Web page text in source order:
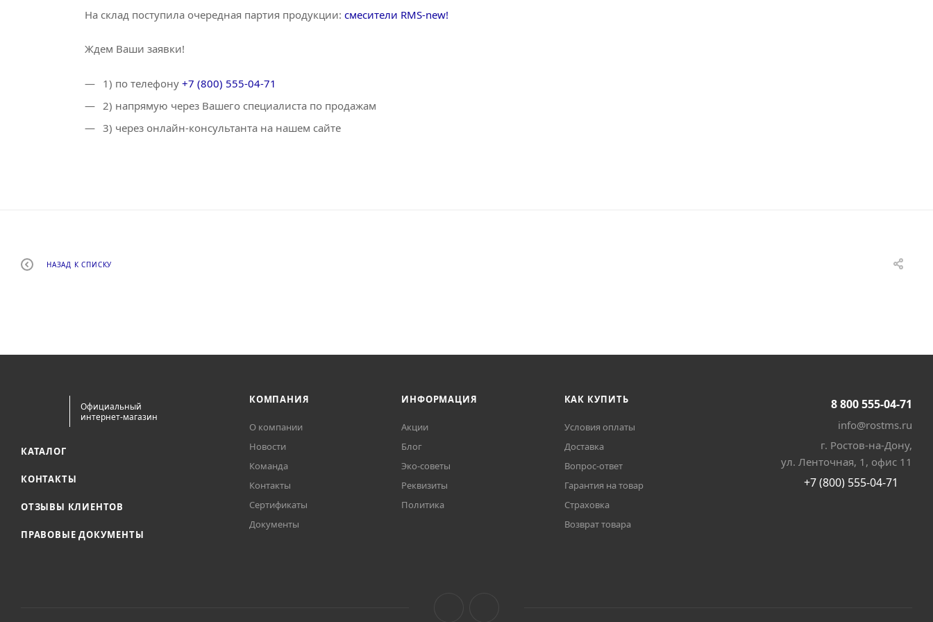
На склад поступила очередная партия продукции: смесители RMS-new!
Ждем Ваши заявки!
1) по телефону +7 (800) 555-04-71
2) напрямую через Вашего специалиста по продажам
3) через онлайн-консультанта на нашем сайте
НАЗАД К СПИСКУ
Официальный
интернет-магазин
КАТАЛОГ
КОНТАКТЫ
ОТЗЫВЫ КЛИЕНТОВ
ПРАВОВЫЕ ДОКУМЕНТЫ
КОМПАНИЯ
О компании
Новости
Команда
Контакты
Сертификаты
Документы
ИНФОРМАЦИЯ
Акции
Блог
Эко-советы
Реквизиты
Политика
КАК КУПИТЬ
Условия оплаты
Доставка
Вопрос-ответ
Гарантия на товар
Страховка
Возврат товара
8 800 555-04-71
info@rostms.ru
г. Ростов-на-Дону,
ул. Ленточная, 1, офис 11
+7 (800) 555-04-71